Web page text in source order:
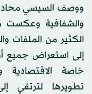
ووصف السيسي
والشفافية وعكست
الكثير من الملفات
إلى استعراض جميع
خاصة الاقتصادية
تطويرها لترتقي